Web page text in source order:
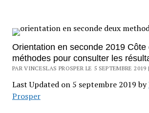
Orientation en seconde 2019 Côte
méthodes pour consulter les
PAR VINCESLAS PROSPER LE 5 SEPTEMBRE 2019 |
Last Updated on 5 septembre 2019 by
Prosper